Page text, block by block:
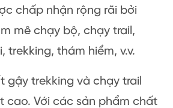
chấp nhận rộng rãi bởi
mê chạy bộ, chạy trail,
trekking, thám hiểm, v.v.
gậy trekking và chạy trail
cao. Với các sản phẩm chất